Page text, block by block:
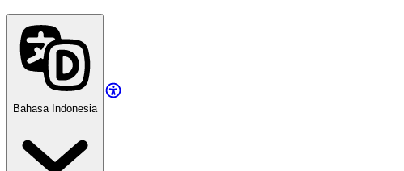
Bahasa Indonesia